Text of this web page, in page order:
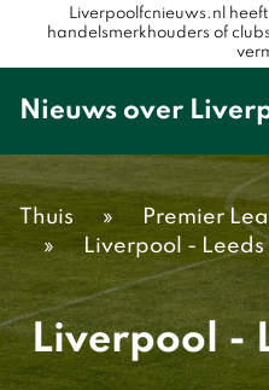
Liverpoolfcnieuws.nl
handelsmerkhouders of
Nieuws over
Thuis » Premier
»
Liverpool -
Liverpool -